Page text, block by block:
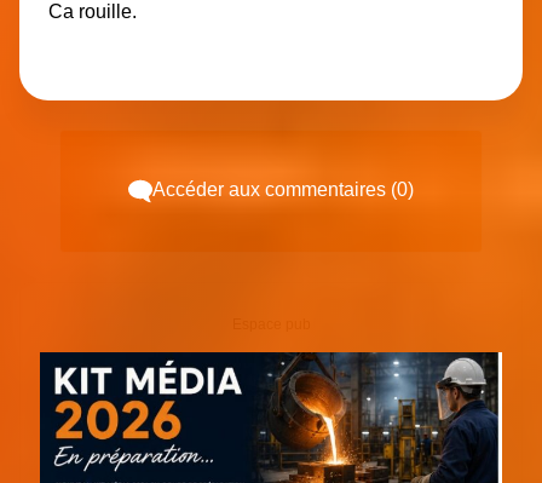
Ca rouille.
Accéder aux commentaires (0)